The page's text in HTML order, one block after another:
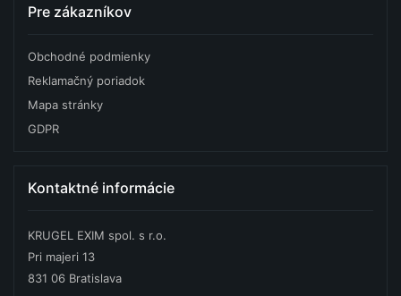
Pre zákazníkov
Obchodné podmienky
Reklamačný poriadok
Mapa stránky
GDPR
Kontaktné informácie
KRUGEL EXIM spol. s r.o.
Pri majeri 13
831 06 Bratislava